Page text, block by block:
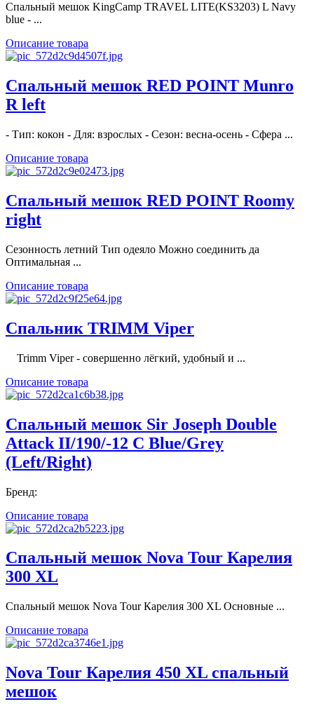
Спальный мешок KingCamp TRAVEL LITE(KS3203) L Navy
blue - ...
Описание товара
Спальный мешок RED POINT Munro
R left
- Тип: кокон - Для: взрослых - Сезон: весна-осень - Сфера ...
Описание товара
Спальный мешок RED POINT Roomy
right
Сезонность летний Тип одеяло Можно соединить да
Оптимальная ...
Описание товара
Спальник TRIMM Viper
Trimm Viper - совершенно лёгкий, удобный и ...
Описание товара
Спальный мешок Sir Joseph Double
Attack II/190/-12 C Blue/Grey
(Left/Right)
Бренд:
Описание товара
Спальный мешок Nova Tour Карелия
300 XL
Спальный мешок Nova Tour Карелия 300 XL Основные ...
Описание товара
Nova Tour Карелия 450 XL спальный
мешок